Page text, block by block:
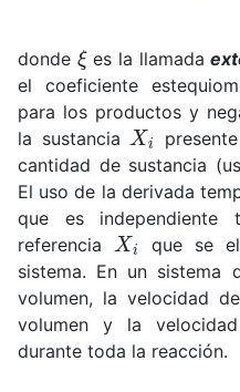
donde ξes la llamada
el coeficiente
para los productos y
la sustanciaXi
cantidad de sustancia
El uso de la derivada
que es
referenciaXi
que se
sistema. En un sistema
volumen, la velocidad
volumen y la
durante toda la reacción.